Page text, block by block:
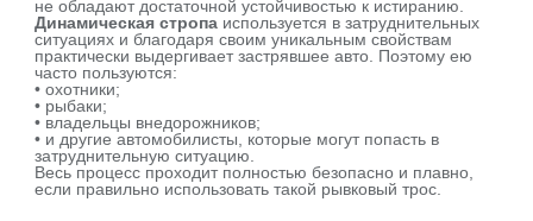
не обладают достаточной устойчивостью к истиранию.
Динамическая стропа используется в затруднительных
ситуациях и благодаря своим уникальным свойствам
практически выдергивает застрявшее авто. Поэтому ею
часто пользуются:
• охотники;
• рыбаки;
• владельцы внедорожников;
• и другие автомобилисты, которые могут попасть в
затруднительную ситуацию.
Весь процесс проходит полностью безопасно и плавно,
если правильно использовать такой рывковый трос.